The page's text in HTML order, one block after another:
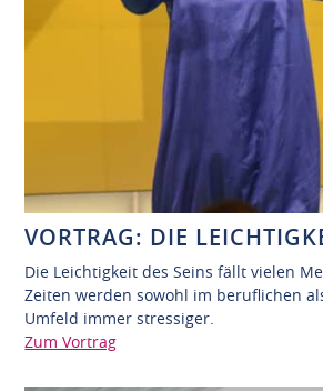
VORTRAG: DIE
Die Leichtigkeit des Seins fällt vielen
Zeiten werden sowohl im beruflichen
Umfeld immer stressiger.
Zum Vortrag